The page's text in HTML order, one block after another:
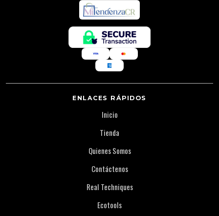
ENLACES RÁPIDOS
Inicio
Tienda
Quienes Somos
Contáctenos
Real Techniques
Ecotools